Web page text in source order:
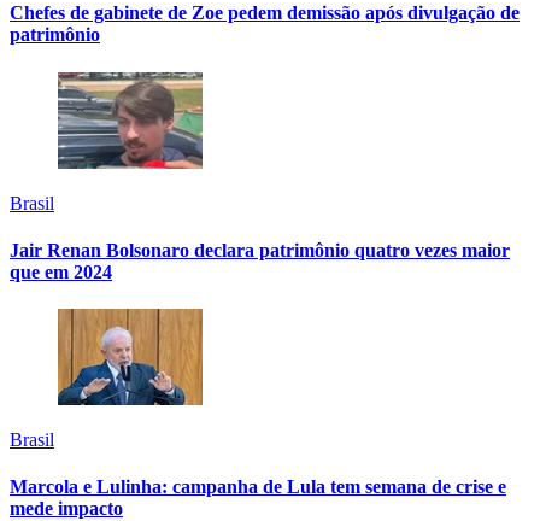
Chefes de gabinete de Zoe pedem demissão após divulgação de
patrimônio
Brasil
Jair Renan Bolsonaro declara patrimônio quatro vezes maior
que em 2024
Brasil
Marcola e Lulinha: campanha de Lula tem semana de crise e
mede impacto